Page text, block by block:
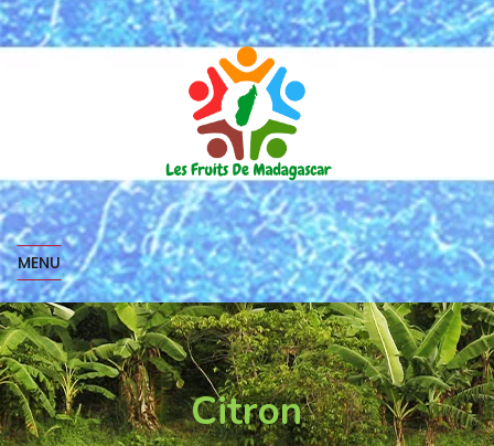
MENU
Citron